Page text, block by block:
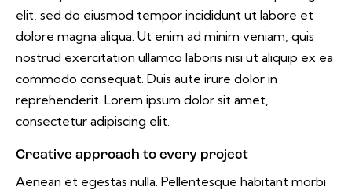
elit, sed do eiusmod tempor incididunt ut labore et
dolore magna aliqua. Ut enim ad minim veniam, quis
nostrud exercitation ullamco laboris nisi ut aliquip ex ea
commodo consequat. Duis aute irure dolor in
reprehenderit. Lorem ipsum dolor sit amet,
consectetur adipiscing elit.
Creative approach to every project
Aenean et egestas nulla. Pellentesque habitant morbi